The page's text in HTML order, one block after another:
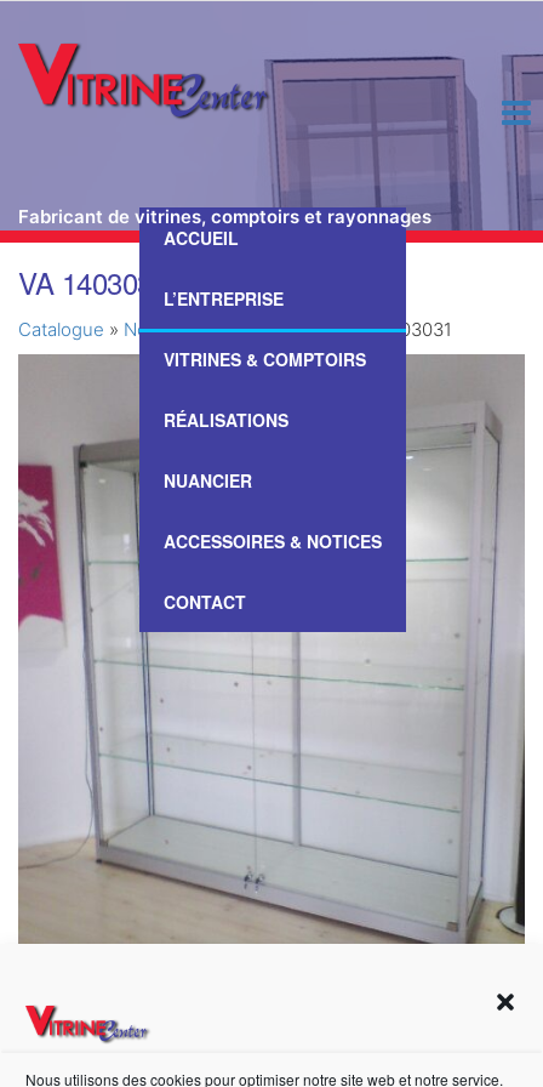
Nous utilisons des cookies pour optimiser notre site web et notre service.
Fabricant de vitrines, comptoirs et rayonnages
ACCUEIL
L’ENTREPRISE
VITRINES & COMPTOIRS
RÉALISATIONS
NUANCIER
ACCESSOIRES & NOTICES
CONTACT
VA 1403031
Catalogue » Nos Vitrines & Comptoirs»VA 1403031